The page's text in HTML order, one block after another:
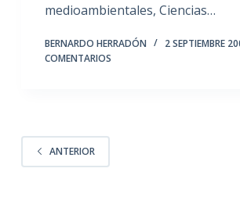
medioambientales, Ciencias…
BERNARDO HERRADÓN 2 SEPTIEMBRE
COMENTARIOS
ANTERIOR